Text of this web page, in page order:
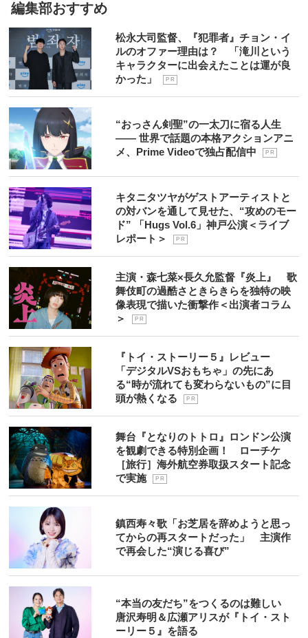
編集部おすすめ
松永大司監督、『犯罪者』チョン・イ
ルのオファー理由は？ 「滝川という
キャラクターに出会えたことは運が良
かった」
P R
“おっさん剣聖”の一太刀に宿る人生
―― 世界で話題の本格アクションアニ
メ、Prime Videoで独占配信中
P R
キタニタツヤがゲストアーティストと
の対バンを通して見せた、“攻めのモー
ド” 「Hugs Vol.6」神戸公演＜ライブ
レポート＞
P R
主演・森七菜×長久允監督『炎上』 歌
舞伎町の過酷さときらきらを独特の映
像表現で描いた衝撃作＜出演者コラム
＞
P R
『トイ・ストーリー５』レビュー
「デジタルVSおもちゃ」の先にあ
る“時が流れても変わらないもの”に目
頭が熱くなる
P R
舞台『となりのトトロ』ロンドン公演
を観劇できる特別企画！ ローチケ
［旅行］海外航空券取扱スタート記念
で実施
P R
鎮西寿々歌「お芝居を辞めようと思っ
てからの再スタートだった」 主演作
で再会した“演じる喜び”
“本当の友だち”をつくるのは難しい
唐沢寿明＆広瀬アリスが『トイ・スト
ーリー５』を語る